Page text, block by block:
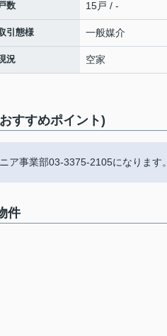
数 15戸 / -
引態様 一般媒介
況 空家
すすめポイント)
ア事業部03-3375-2105になります。
件